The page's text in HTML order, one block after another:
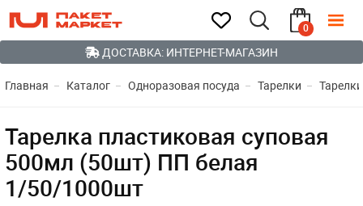
0
ДОСТАВКА: ИНТЕРНЕТ-МАГАЗИН
Главная Каталог Одноразовая посуда Тарелки
Тарелка пластиковая суповая
500мл (50шт) ПП белая
1/50/1000шт